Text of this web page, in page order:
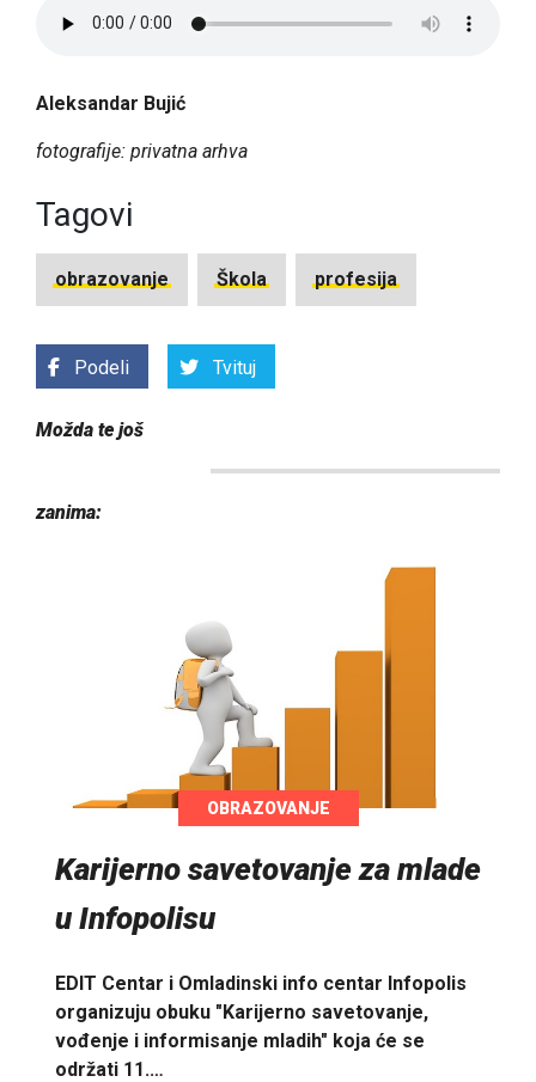
Aleksandar Bujić
fotografije: privatna arhva
Tagovi
obrazovanje Škola profesija
Podeli Tvituj
Možda te još
zanima:
OBRAZOVANJE
Karijerno savetovanje za mlade
u Infopolisu
EDIT Centar i Omladinski info centar Infopolis
organizuju obuku "Karijerno savetovanje,
vođenje i informisanje mladih" koja će se
održati 11.…